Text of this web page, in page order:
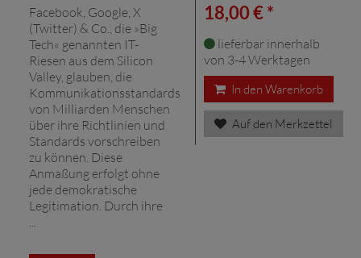
Facebook, Google, X
(Twitter) & Co., die »Big
Tech« genannten IT-
Riesen aus dem Silicon
Valley, glauben, die
Kommunikationsstandards
von Milliarden Menschen
über ihre Richtlinien und
Standards vorschreiben
zu können. Diese
Anmaßung erfolgt ohne
jede demokratische
Legitimation. Durch ihre
18,00 € *
lieferbar innerhalb
von 3-4 Werktagen
In den Warenkorb
Auf den Merkzettel